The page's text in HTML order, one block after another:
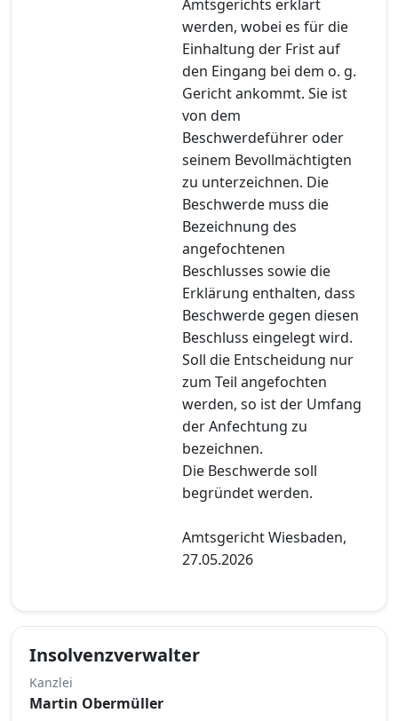
Amtsgerichts erklärt
werden, wobei es für die
Einhaltung der Frist auf
den Eingang bei dem o. g.
Gericht ankommt. Sie ist
von dem
Beschwerdeführer oder
seinem Bevollmächtigten
zu unterzeichnen. Die
Beschwerde muss die
Bezeichnung des
angefochtenen
Beschlusses sowie die
Erklärung enthalten, dass
Beschwerde gegen diesen
Beschluss eingelegt wird.
Soll die Entscheidung nur
zum Teil angefochten
werden, so ist der Umfang
der Anfechtung zu
bezeichnen.
Die Beschwerde soll
begründet werden.
Amtsgericht Wiesbaden,
27.05.2026
Insolvenzverwalter
Kanzlei
Martin Obermüller